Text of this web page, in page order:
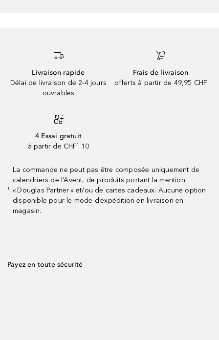
Livraison rapide
Délai de livraison de 2-4 jours
ouvrables
Frais de livraison
offerts à partir de 49,95 CHF
4 Essai gratuit
à partir de CHF¹ 10
¹
La commande ne peut pas être composée uniquement de
calendriers de l’Avent, de produits portant la mention
« Douglas Partner » et/ou de cartes cadeaux. Aucune option
disponible pour le mode d’expédition en livraison en
magasin.
Payez en toute sécurité